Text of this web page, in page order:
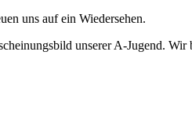
uns auf ein Wiedersehen.
unserer A-Jugend.